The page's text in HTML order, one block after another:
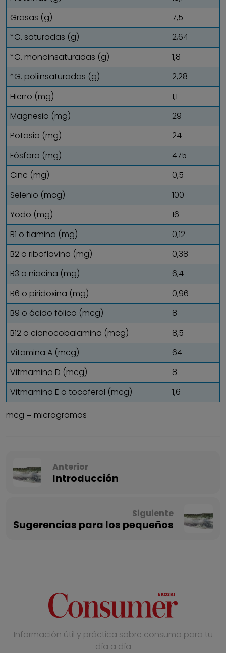
Grasas (g)
7,5
*G. saturadas (g)
2,64
*G. monoinsaturadas (g)
1,8
*G. poliinsaturadas (g)
2,28
Hierro (mg)
1,1
Magnesio (mg)
29
Potasio (mg)
24
Fósforo (mg)
475
Cinc (mg)
0,5
Selenio (mcg)
100
Yodo (mg)
16
B1 o tiamina (mg)
0,12
B2 o riboflavina (mg)
0,38
B3 o niacina (mg)
6,4
B6 o piridoxina (mg)
0,96
B9 o ácido fólico (mcg)
8
B12 o cianocobalamina (mcg)
8,5
Vitamina A (mcg)
64
Vitmamina D (mcg)
8
Vitmamina E o tocoferol (mcg)
1,6
mcg = microgramos
Anterior
Introducción
Siguiente
Sugerencias para los pequeños
Información útil y práctica sobre consumo para tu
día a día